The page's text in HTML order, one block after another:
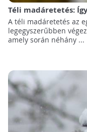
Téli madáretetés:
A téli madáretetés az
legegyszerűbben
amely során néhány ...